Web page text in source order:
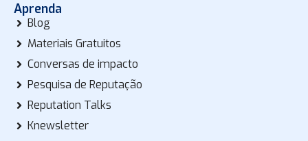
Aprenda
Blog
Materiais Gratuitos
Conversas de impacto
Pesquisa de Reputação
Reputation Talks
Knewsletter